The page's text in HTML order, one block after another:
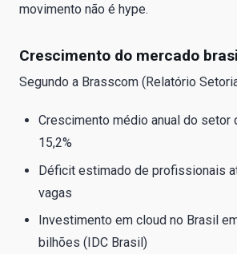
movimento não é hype.
Crescimento do mercado
Segundo a Brasscom (Relatório
Crescimento médio anual do setor
15,2%
Déficit estimado de profissionais
vagas
Investimento em cloud no Brasil
bilhões (IDC Brasil)